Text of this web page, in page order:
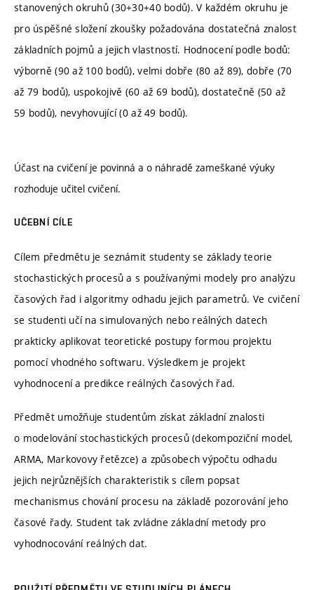
stanovených okruhů (30+30+40 bodů). V každém okruhu je
pro úspěšné složení zkoušky požadována dostatečná znalost
základních pojmů a jejich vlastností. Hodnocení podle bodů:
výborně (90 až 100 bodů), velmi dobře (80 až 89), dobře (70
až 79 bodů), uspokojivě (60 až 69 bodů), dostatečně (50 až
59 bodů), nevyhovující (0 až 49 bodů).
Účast na cvičení je povinná a o náhradě zameškané výuky
rozhoduje učitel cvičení.
UČEBNÍ CÍLE
Cílem předmětu je seznámit studenty se základy teorie
stochastických procesů a s používanými modely pro analýzu
časových řad i algoritmy odhadu jejich parametrů. Ve cvičení
se studenti učí na simulovaných nebo reálných datech
prakticky aplikovat teoretické postupy formou projektu
pomocí vhodného softwaru. Výsledkem je projekt
vyhodnocení a predikce reálných časových řad.
Předmět umožňuje studentům získat základní znalosti
o modelování stochastických procesů (dekompoziční model,
ARMA, Markovovy řetězce) a způsobech výpočtu odhadu
jejich nejrůznějších charakteristik s cílem popsat
mechanismus chování procesu na základě pozorování jeho
časové řady. Student tak zvládne základní metody pro
vyhodnocování reálných dat.